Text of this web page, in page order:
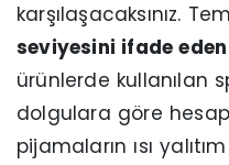
karşılaşacaksınız.
seviyesini ifade
ürünlerde kullanılan
dolgulara göre
pijamaların ısı